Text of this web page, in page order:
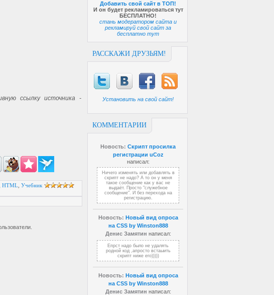
Добавить свой сайт в ТОП!
И он будет рекламироваться тут
БЕСПЛАТНО!
стань модератором сайта и
рекламируй свой сайт за
бесплатно тут
РАССКАЖИ ДРУЗЬЯМ!
Установить на свой сайт!
КОММЕНТАРИИ
Новость: Скрипт просилка
регистрации uCoz
написал:
Ничего изменять или добавлять в
скрипт не надо? А то он у меня
такое сообщение как у вас не
выдаёт. Просто "служебное
сообщение". И без перехода на
регистрацию.
Новость: Новый вид опроса
на CSS by Winston888
Денис Замятин написал:
Епрст надо было не удалять
родной код ,апросто встаыить
скрипт ниже его)))))
Новость: Новый вид опроса
на CSS by Winston888
Денис Замятин написал:
ссылку источника -
HTML Учебник